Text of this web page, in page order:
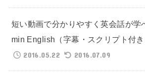
短い動画で分かりやすく英会話が学
min English（字幕・スクリプト付き
2016.05.22
2016.07.09